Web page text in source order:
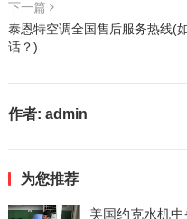
下一篇
泰恩特空调全国售后服务热线(
话？)
作者: admin
为您推荐
美国约克水机